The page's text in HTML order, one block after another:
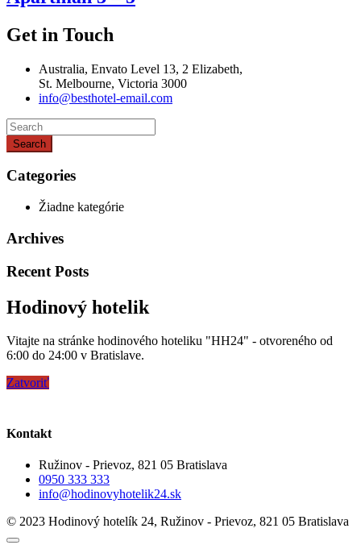
Get in Touch
Australia, Envato Level 13, 2 Elizabeth,
St. Melbourne, Victoria 3000
info@besthotel-email.com
Search
Categories
Žiadne kategórie
Archives
Recent Posts
Hodinový hotelik
Vitajte na stránke hodinového hoteliku "HH24" - otvoreného od
6:00 do 24:00 v Bratislave.
Zatvoriť
Kontakt
Ružinov - Prievoz, 821 05 Bratislava
0950 333 333
info@hodinovyhotelik24.sk
© 2023 Hodinový hotelík 24, Ružinov - Prievoz, 821 05 Bratislava